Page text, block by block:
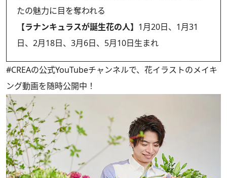
たの魅力に目を奪われる
【ラナンキュラスが誕生花の人】 1月20日、1月31
日、2月18日、3月6日、5月10日生まれ
#CREAの公式YouTubeチャンネルで、花イラストのメイキ
ング動画を随時公開中！